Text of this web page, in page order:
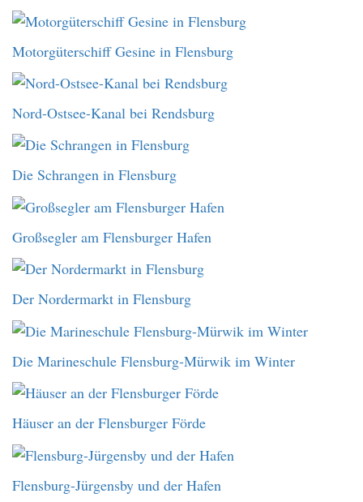
Motorgüterschiff Gesine in Flensburg
Nord-Ostsee-Kanal bei Rendsburg
Die Schrangen in Flensburg
Großsegler am Flensburger Hafen
Der Nordermarkt in Flensburg
Die Marineschule Flensburg-Mürwik im Winter
Häuser an der Flensburger Förde
Flensburg-Jürgensby und der Hafen